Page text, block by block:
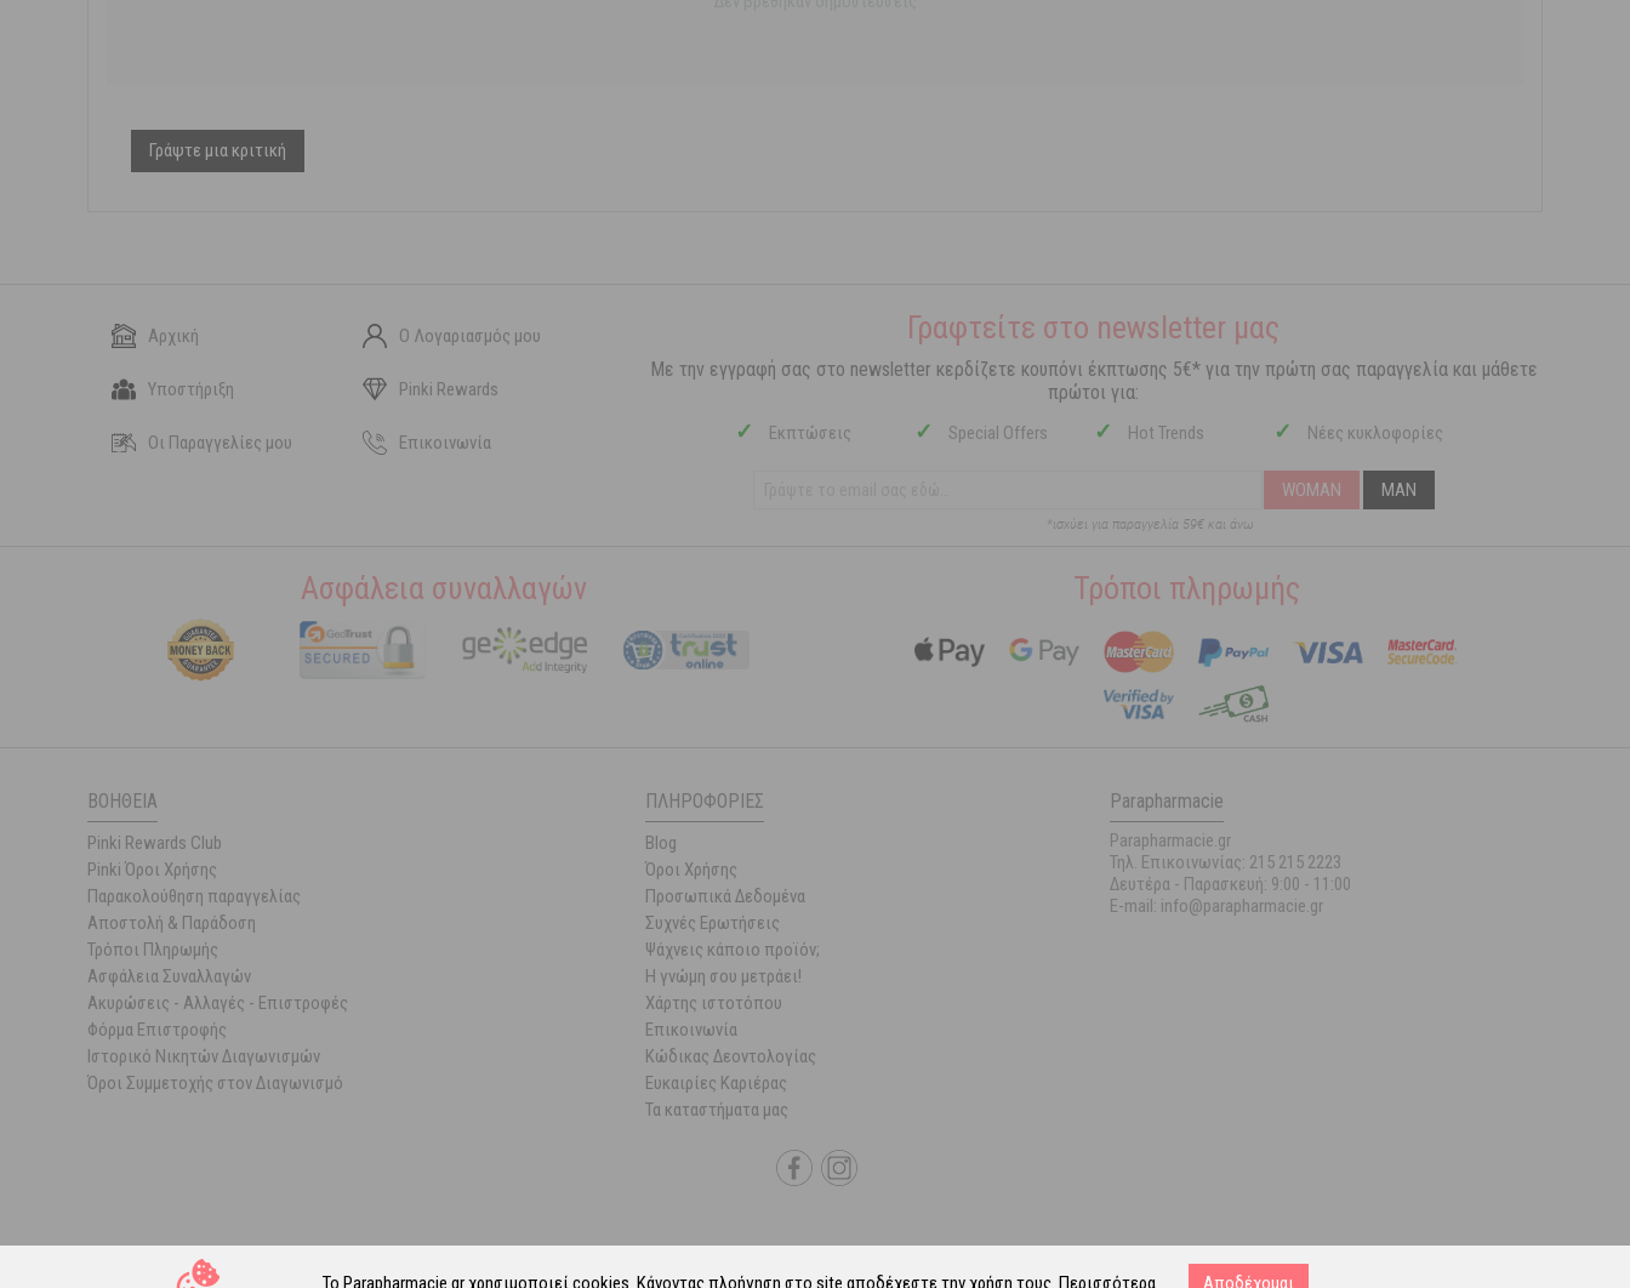
Το Parapharmacie.gr χρησιμοποιεί cookies . Κάνοντας πλοήγηση στο site αποδέχεστε την χρήση τους. Περισσότερα Αποδέχομαι
Γράψτε μια κριτική
Αρχική Ο Λογαριασμός μου
Υποστήριξη Pinki Rewards
Οι Παραγγελίες μου Επικοινωνία
Γραφτείτε στο newsletter μας
Με την εγγραφή σας στο newsletter κερδίζετε κουπόνι έκπτωσης 5€* για την πρώτη σας παραγγελία και μάθετε
πρώτοι για:
✓ Εκπτώσεις ✓ Special Offers ✓ Hot Trends ✓ Νέες κυκλοφορίες
WOMAN MAN
*ισχύει για παραγγελία 59€ και άνω
Ασφάλεια συναλλαγών Τρόποι πληρωμής
ΒΟΉΘΕΙΑ
Pinki Rewards Club
Pinki Όροι Χρήσης
Παρακολούθηση παραγγελίας
Αποστολή & Παράδοση
Τρόποι Πληρωμής
Ασφάλεια Συναλλαγών
Ακυρώσεις - Αλλαγές - Επιστροφές
Φόρμα Επιστροφής
Ιστορικό Νικητών Διαγωνισμών
Όροι Συμμετοχής στον Διαγωνισμό
ΠΛΗΡΟΦΟΡΊΕΣ
Blog
Όροι Χρήσης
Προσωπικά Δεδομένα
Συχνές Ερωτήσεις
Ψάχνεις κάποιο προϊόν;
Η γνώμη σου μετράει!
Χάρτης ιστοτόπου
Επικοινωνία
Κώδικας Δεοντολογίας
Ευκαιρίες Καριέρας
Τα καταστήματα μας
Parapharmacie
Parapharmacie.gr
Τηλ. Επικοινωνίας: 215 215 2223
Δευτέρα - Παρασκευή: 9:00 - 11:00
E-mail: info@parapharmacie.gr